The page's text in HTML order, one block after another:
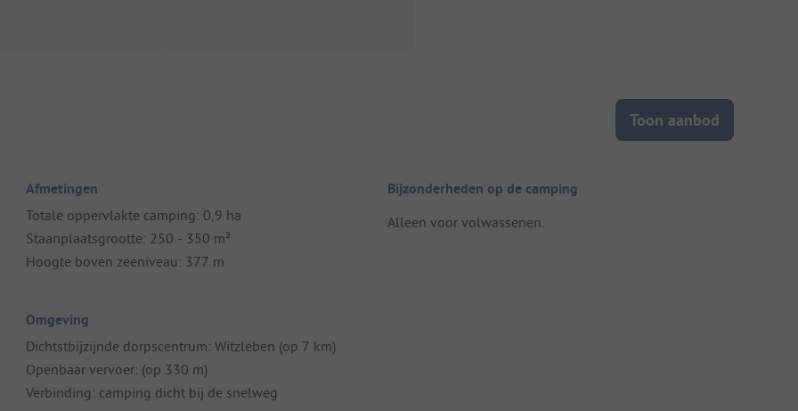
Toon aanbod
Afmetingen
Totale oppervlakte camping: 0,9 ha
Staanplaatsgrootte: 250 - 350 m²
Hoogte boven zeeniveau: 377 m
Omgeving
Dichtstbijzijnde dorpscentrum: Witzleben (op 7 km)
Openbaar vervoer: (op 330 m)
Verbinding: camping dicht bij de snelweg
Bijzonderheden op de camping
Alleen voor volwassenen.